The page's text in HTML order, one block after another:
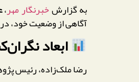
به گزارشخبرنگار مهر،
آگاهی از وضعیت خود،
ابعاد
رضا ملک‌زاده، رئیس